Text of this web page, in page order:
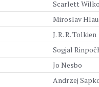
Scarlett
Miroslav
J. R. R. Tolkien
Sogjal
Jo Nesbo
Andrzej